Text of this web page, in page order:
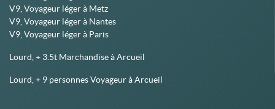
V9, Voyageur léger à Metz
V9, Voyageur léger à Nantes
V9, Voyageur léger à Paris
Lourd, + 3.5t Marchandise à Arcueil
Lourd, + 9 personnes Voyageur à Arcueil